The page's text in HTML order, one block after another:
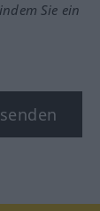
Sie ein